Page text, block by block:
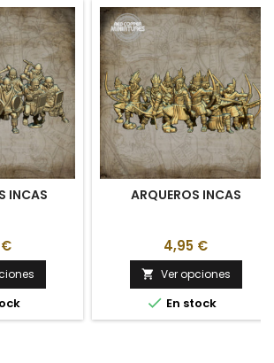
INCAS ARQUEROS INCAS
4,95 €
 Ver opciones
 En stock